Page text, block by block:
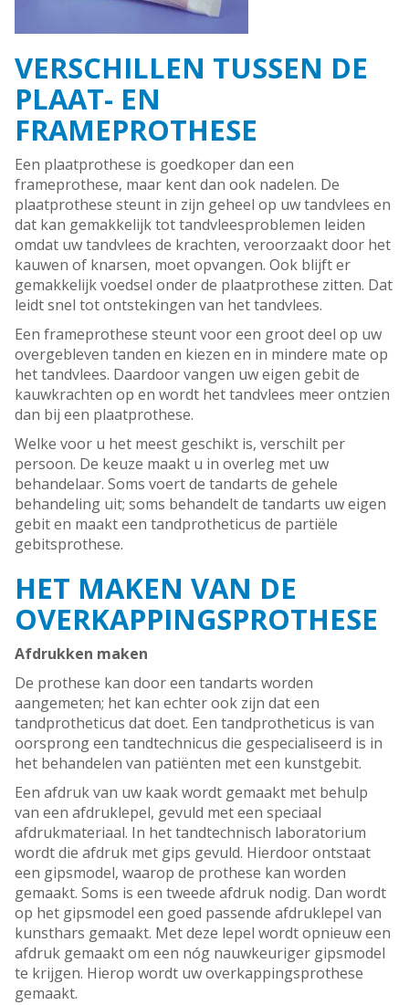
VERSCHILLEN TUSSEN DE
PLAAT- EN
FRAMEPROTHESE
Een plaatprothese is goedkoper dan een
frameprothese, maar kent dan ook nadelen. De
plaatprothese steunt in zijn geheel op uw tandvlees en
dat kan gemakkelijk tot tandvleesproblemen leiden
omdat uw tandvlees de krachten, veroorzaakt door het
kauwen of knarsen, moet opvangen. Ook blijft er
gemakkelijk voedsel onder de plaatprothese zitten. Dat
leidt snel tot ontstekingen van het tandvlees.
Een frameprothese steunt voor een groot deel op uw
overgebleven tanden en kiezen en in mindere mate op
het tandvlees. Daardoor vangen uw eigen gebit de
kauwkrachten op en wordt het tandvlees meer ontzien
dan bij een plaatprothese.
Welke voor u het meest geschikt is, verschilt per
persoon. De keuze maakt u in overleg met uw
behandelaar. Soms voert de tandarts de gehele
behandeling uit; soms behandelt de tandarts uw eigen
gebit en maakt een tandprotheticus de partiële
gebitsprothese.
HET MAKEN VAN DE
OVERKAPPINGSPROTHESE
Afdrukken maken
De prothese kan door een tandarts worden
aangemeten; het kan echter ook zijn dat een
tandprotheticus dat doet. Een tandprotheticus is van
oorsprong een tandtechnicus die gespecialiseerd is in
het behandelen van patiënten met een kunstgebit.
Een afdruk van uw kaak wordt gemaakt met behulp
van een afdruklepel, gevuld met een speciaal
afdrukmateriaal. In het tandtechnisch laboratorium
wordt die afdruk met gips gevuld. Hierdoor ontstaat
een gipsmodel, waarop de prothese kan worden
gemaakt. Soms is een tweede afdruk nodig. Dan wordt
op het gipsmodel een goed passende afdruklepel van
kunsthars gemaakt. Met deze lepel wordt opnieuw een
afdruk gemaakt om een nóg nauwkeuriger gipsmodel
te krijgen. Hierop wordt uw overkappingsprothese
gemaakt.